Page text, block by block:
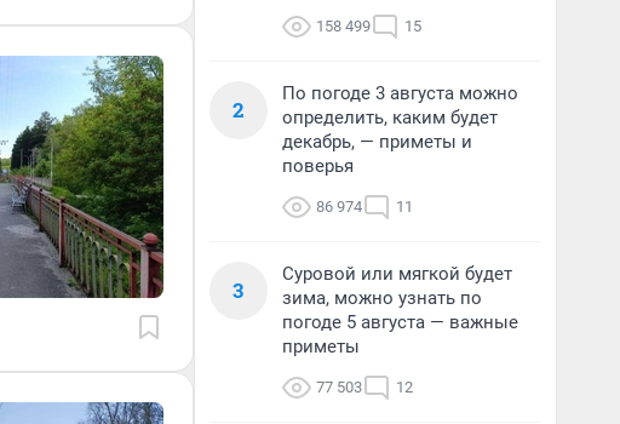
158 499 15
2
По погоде 3 августа можно
определить, каким будет
декабрь, — приметы и
поверья
86 974 11
3
Суровой или мягкой будет
зима, можно узнать по
погоде 5 августа — важные
приметы
77 503 12